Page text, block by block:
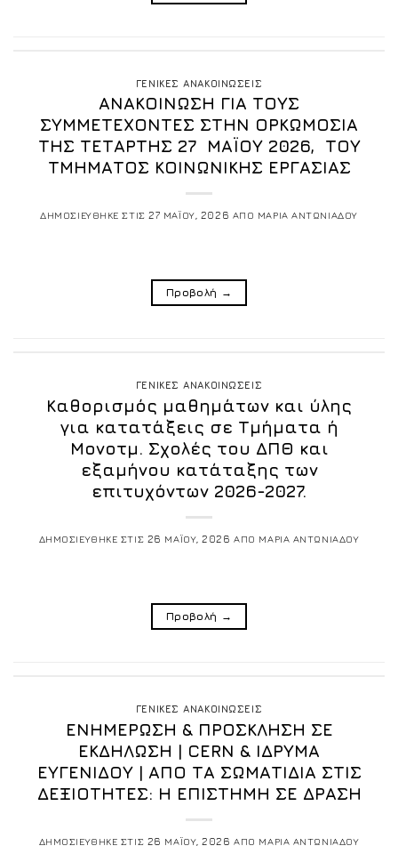
ΓΕΝΙΚΕΣ ΑΝΑΚΟΙΝΩΣΕΙΣ
ΑΝΑΚΟΙΝΩΣΗ ΓΙΑ ΤΟΥΣ
ΣΥΜΜΕΤΕΧΟΝΤΕΣ ΣΤΗΝ ΟΡΚΩΜΟΣΙΑ
ΤΗΣ ΤΕΤΑΡΤΗΣ 27 ΜΑΪΟΥ 2026, ΤΟΥ
ΤΜΗΜΑΤΟΣ ΚΟΙΝΩΝΙΚΗΣ ΕΡΓΑΣΙΑΣ
ΔΗΜΟΣΙΕΥΘΗΚΕ ΣΤΙΣ27 ΜΑΪΟΥ, 2026 ΑΠΟ ΜΑΡΙΑ ΑΝΤΩΝΙΑΔΟΥ
Προβολή →
ΓΕΝΙΚΕΣ ΑΝΑΚΟΙΝΩΣΕΙΣ
Καθορισμός μαθημάτων και ύλης
για κατατάξεις σε Τμήματα ή
Μονοτμ. Σχολές του ΔΠΘ και
εξαμήνου κατάταξης των
επιτυχόντων 2026-2027.
ΔΗΜΟΣΙΕΥΘΗΚΕ ΣΤΙΣ 26 ΜΑΪΟΥ, 2026 ΑΠΟ ΜΑΡΙΑ ΑΝΤΩΝΙΑΔΟΥ
Προβολή →
ΓΕΝΙΚΕΣ ΑΝΑΚΟΙΝΩΣΕΙΣ
ΕΝΗΜΕΡΩΣΗ & ΠΡΟΣΚΛΗΣΗ ΣΕ
ΕΚΔΗΛΩΣΗ | CERN & ΙΔΡΥΜΑ
ΕΥΓΕΝΙΔΟΥ | ΑΠΟ ΤΑ ΣΩΜΑΤΙΔΙΑ ΣΤΙΣ
ΔΕΞΙΟΤΗΤΕΣ: Η ΕΠΙΣΤΗΜΗ ΣΕ ΔΡΑΣΗ
ΔΗΜΟΣΙΕΥΘΗΚΕ ΣΤΙΣ 26 ΜΑΪΟΥ, 2026 ΑΠΟ ΜΑΡΙΑ ΑΝΤΩΝΙΑΔΟΥ